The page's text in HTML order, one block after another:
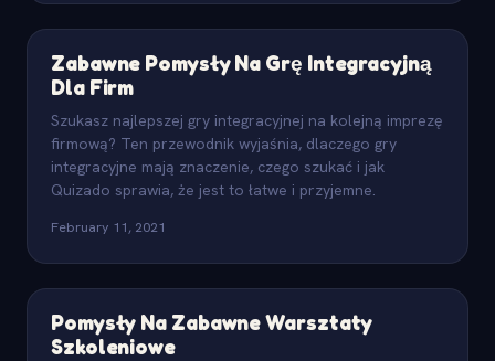
Zabawne Pomysły Na Grę Integracyjną
Dla Firm
Szukasz najlepszej gry integracyjnej na kolejną imprezę
firmową? Ten przewodnik wyjaśnia, dlaczego gry
integracyjne mają znaczenie, czego szukać i jak
Quizado sprawia, że jest to łatwe i przyjemne.
February 11, 2021
Pomysły Na Zabawne Warsztaty
Szkoleniowe